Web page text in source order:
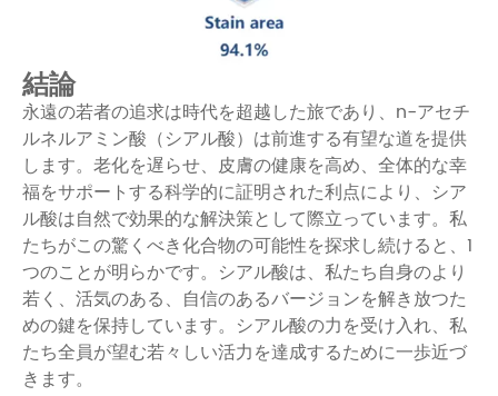
結論
永遠の若者の追求は時代を超越した旅であり、n-アセチ
ルネルアミン酸（シアル酸）は前進する有望な道を提供
します。老化を遅らせ、皮膚の健康を高め、全体的な幸
福をサポートする科学的に証明された利点により、シア
ル酸は自然で効果的な解決策として際立っています。私
たちがこの驚くべき化合物の可能性を探求し続けると、1
つのことが明らかです。シアル酸は、私たち自身のより
若く、活気のある、自信のあるバージョンを解き放つた
めの鍵を保持しています。シアル酸の力を受け入れ、私
たち全員が望む若々しい活力を達成するために一歩近づ
きます。